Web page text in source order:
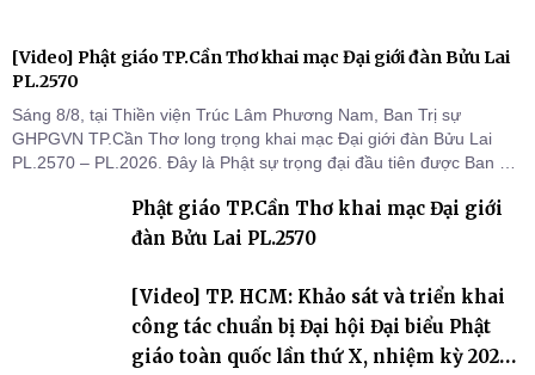
[Video] Phật giáo TP.Cần Thơ khai mạc Đại giới đàn Bửu Lai
PL.2570
Sáng 8/8, tại Thiền viện Trúc Lâm Phương Nam, Ban Trị sự
GHPGVN TP.Cần Thơ long trọng khai mạc Đại giới đàn Bửu Lai
PL.2570 – PL.2026. Đây là Phật sự trọng đại đầu tiên được Ban Trị
thứ I, thể hiện sự quan tâm đối với công tác truyền giới, đào tạo
Tăng tài và tiếp nối mạng mạch Tăng-g
Phật giáo TP.Cần Thơ khai mạc Đại giới
đàn Bửu Lai PL.2570
[Video] TP. HCM: Khảo sát và triển khai
công tác chuẩn bị Đại hội Đại biểu Phật
giáo toàn quốc lần thứ X, nhiệm kỳ 2026-